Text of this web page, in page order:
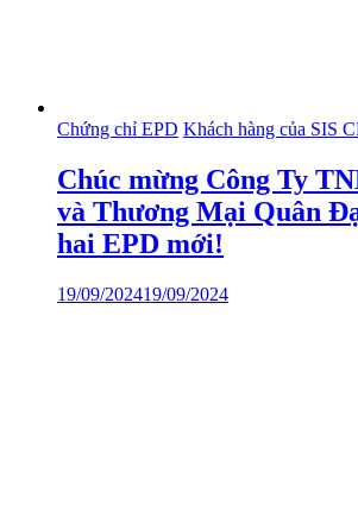
Chứng chỉ EPD Khách hàng của SIS
Chúc mừng Công Ty
và Thương Mại Quân
hai EPD mới!
19/09/202419/09/2024